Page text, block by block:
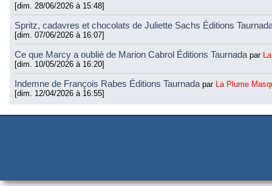
[dim. 28/06/2026 à 15:48]
Spritz, cadavres et chocolats de Juliette Sachs Éditions
[dim. 07/06/2026 à 16:07]
Ce que Marcy a oublié de Marion Cabrol Éditions Taurnada par
[dim. 10/05/2026 à 16:20]
Indemne de François Rabes Éditions Taurnada par
La Plume
[dim. 12/04/2026 à 16:55]